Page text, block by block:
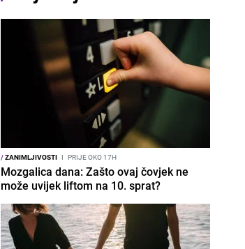
/ZANIMLJIVOSTI I PRIJE OKO 17H
Mozgalica dana: Zašto ovaj čovjek ne
može uvijek liftom na 10. sprat?